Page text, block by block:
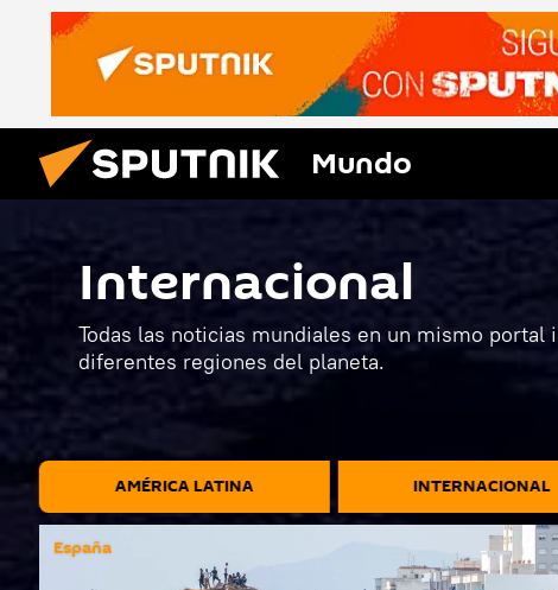
Mundo
Internacional
Todas las noticias mundiales en un mismo
diferentes regiones del planeta.
AMÉRICA LATINA INTERNACIONAL
España